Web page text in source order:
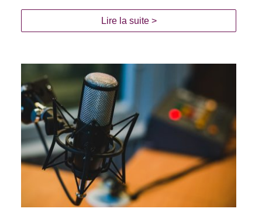
Vie conjugale et familiale
Proche aidance
Routine quotidienne
Santé et sécurité
Santé mentale
Lire la suite >